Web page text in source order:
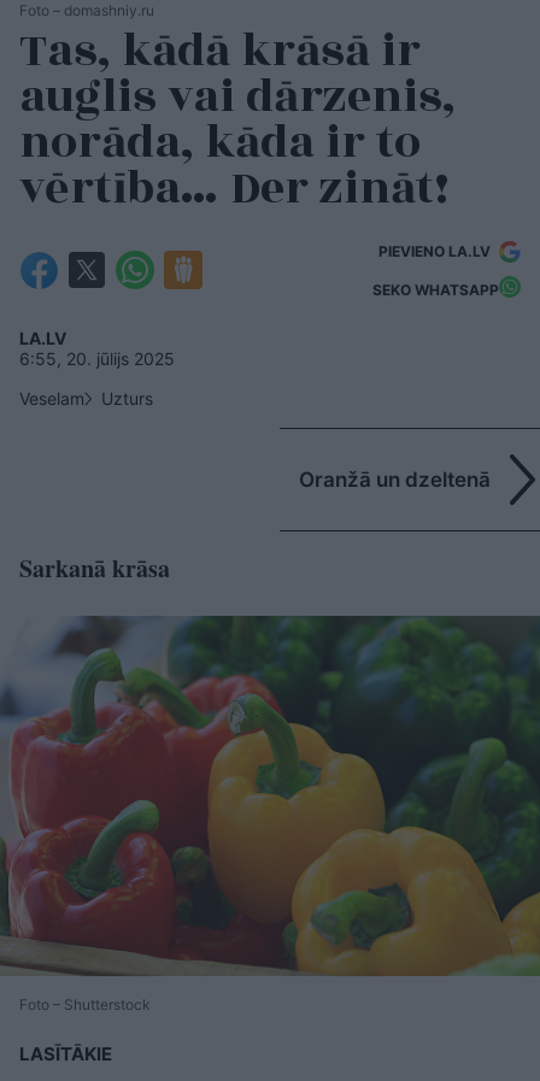
Foto – domashniy.ru
Tas, kādā krāsā ir
auglis vai dārzenis,
norāda, kāda ir to
vērtība… Der zināt!
PIEVIENO LA.LV
SEKO WHATSAPP
LA.LV
6:55, 20. jūlijs 2025
Veselam
Uzturs
Oranžā un dzeltenā
Sarkanā krāsa
Foto – Shutterstock
LASĪTĀKIE